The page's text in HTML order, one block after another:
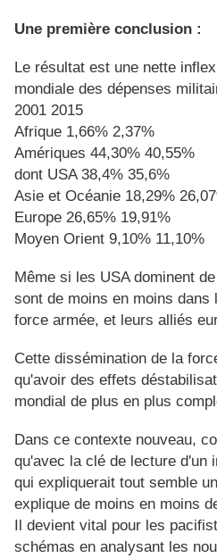
Une première conclusion :
Le résultat est une nette
mondiale des dépenses
2001 2015
Afrique 1,66% 2,37%
Amériques 44,30% 40,55%
dont USA 38,4% 35,6%
Asie et Océanie 18,29%
Europe 26,65% 19,91%
Moyen Orient 9,10% 11,10%
Même si les USA dominent
sont de moins en moins dans
force armée, et leurs alliés
Cette dissémination de la
qu'avoir des effets
mondial de plus en plus
Dans ce contexte nouveau,
qu'avec la clé de lecture d'un
qui expliquerait tout semble
explique de moins en moins
Il devient vital pour les
schémas en analysant les